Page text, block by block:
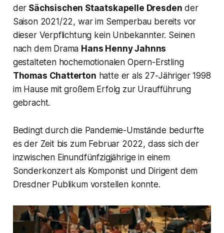
der Sächsischen Staatskapelle Dresden der
Saison 2021/22, war im Semperbau bereits vor
dieser Verpflichtung kein Unbekannter. Seinen
nach dem Drama Hans Henny Jahnns
gestalteten hochemotionalen Opern-Erstling
Thomas Chatterton hatte er als 27-Jähriger 1998
im Hause mit großem Erfolg zur Uraufführung
gebracht.
Bedingt durch die Pandemie-Umstände bedurfte
es der Zeit bis zum Februar 2022, dass sich der
inzwischen Einundfünfzigjährige in einem
Sonderkonzert als Komponist und Dirigent dem
Dresdner Publikum vorstellen konnte.